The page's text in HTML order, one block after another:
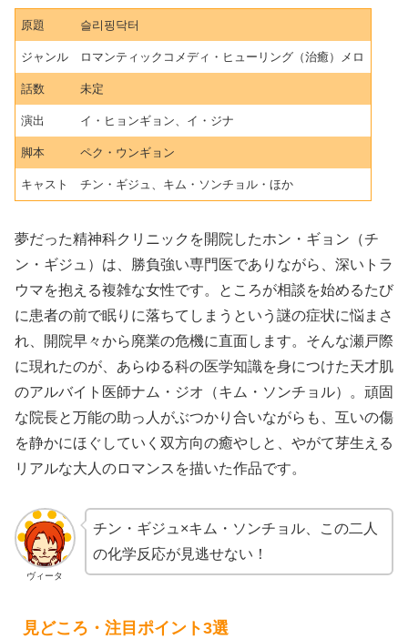
原題 슬리핑닥터
ジャンル ロマンティックコメディ・ヒューリング（治癒）メロ
話数 未定
演出 イ・ヒョンギョン、イ・ジナ
脚本 ペク・ウンギョン
キャスト チン・ギジュ、キム・ソンチョル・ほか
夢だった精神科クリニックを開院したホン・ギョン（チ
ン・ギジュ）は、勝負強い専門医でありながら、深いトラ
ウマを抱える複雑な女性です。ところが相談を始めるたび
に患者の前で眠りに落ちてしまうという謎の症状に悩まさ
れ、開院早々から廃業の危機に直面します。そんな瀬戸際
に現れたのが、あらゆる科の医学知識を身につけた天才肌
のアルバイト医師ナム・ジオ（キム・ソンチョル）。頑固
な院長と万能の助っ人がぶつかり合いながらも、互いの傷
を静かにほぐしていく双方向の癒やしと、やがて芽生える
リアルな大人のロマンスを描いた作品です。
ヴィータ
チン・ギジュ×キム・ソンチョル、この二人
の化学反応が見逃せない！
見どころ・注目ポイント3選